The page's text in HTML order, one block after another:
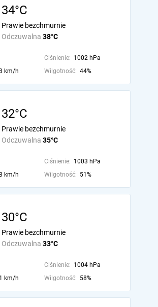
34°C
Odczuwalna 38°C
Prawie bezchmurnie
Ciśnienie: 1002 hPa
km/h Wilgotność: 44%
32°C
Odczuwalna 35°C
Prawie bezchmurnie
Ciśnienie: 1003 hPa
km/h Wilgotność: 51%
30°C
Odczuwalna 33°C
Prawie bezchmurnie
Ciśnienie: 1004 hPa
km/h Wilgotność: 58%